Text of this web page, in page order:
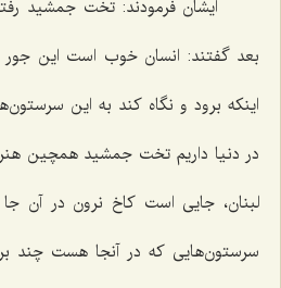
ایشان فرمودند: تخت جمشید
بعد گفتند: انسان خوب است این جور
اینکه برود و نگاه کند به این
در دنیا داریم تخت جمشید همچین
لبنان، جایی است کاخ نرون در آن
سرستون‌هایی که در آنجا هست چند